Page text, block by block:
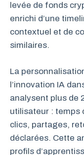
levée de fonds
enrichi d’une
contextuel et de
similaires.
La
l’innovation IA
analysent plus de
utilisateur : temps
clics, partages,
déclarées. Cette
profils